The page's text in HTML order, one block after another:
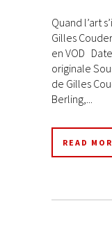
Quand l’art
Gilles
en VOD
originale
de Gilles
Berling,...
READ